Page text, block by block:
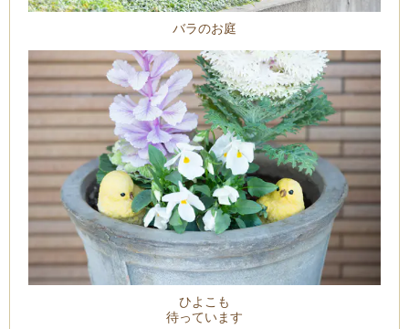
バラのお庭
ひよこも
待っています